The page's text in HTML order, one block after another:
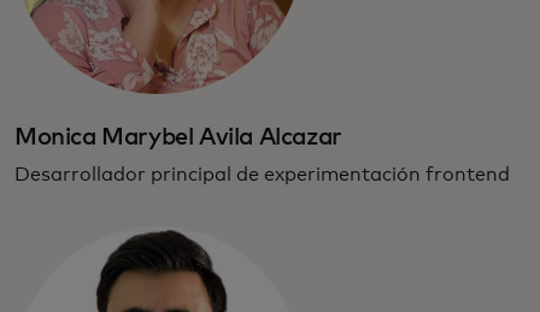
Monica Marybel Avila Alcazar
Desarrollador principal de experimentación frontend